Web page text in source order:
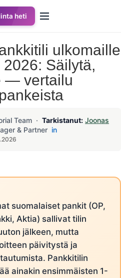
heti
ulkomaille
Säilytä,
— vertailu
Team · Tarkistanut: Joonas
& Partner in
suomalaiset pankit (OP,
Aktia) sallivat tilin
jälkeen, mutta
päivitystä ja
Pankkitilin
ainakin ensimmäisten 1-